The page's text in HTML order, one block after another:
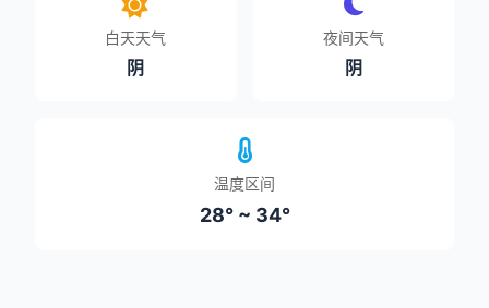
白天天气
阴
夜间天气
阴
温度区间
28° ~ 34°